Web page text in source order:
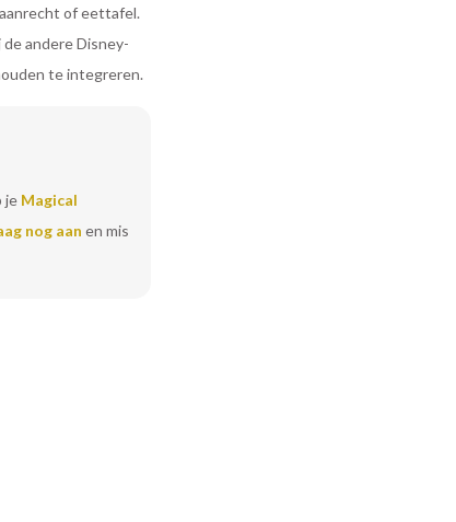
of eettafel.
andere Disney-
te integreren.
je Magical
nog aan en mis